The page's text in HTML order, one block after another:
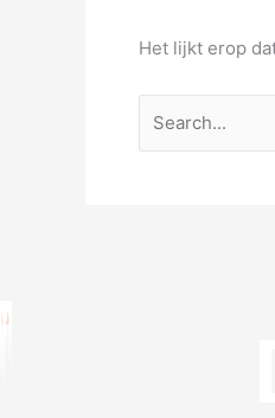
Het lijkt erop